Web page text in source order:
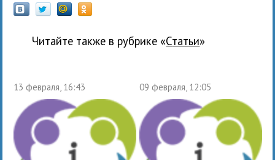
Читайте также в рубрике « Статьи»
13 февраля, 16:43 09 февраля, 12:05